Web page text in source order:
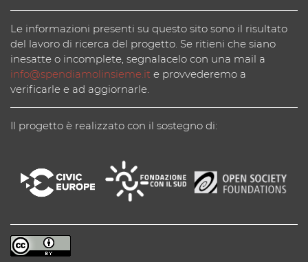
Le informazioni presenti su questo sito sono il risultato
del lavoro di ricerca del progetto. Se ritieni che siano
inesatte o incomplete, segnalacelo con una mail a
info@spendiamolinsieme.it e provvederemo a
verificarle e ad aggiornarle.
Il progetto è realizzato con il sostegno di: